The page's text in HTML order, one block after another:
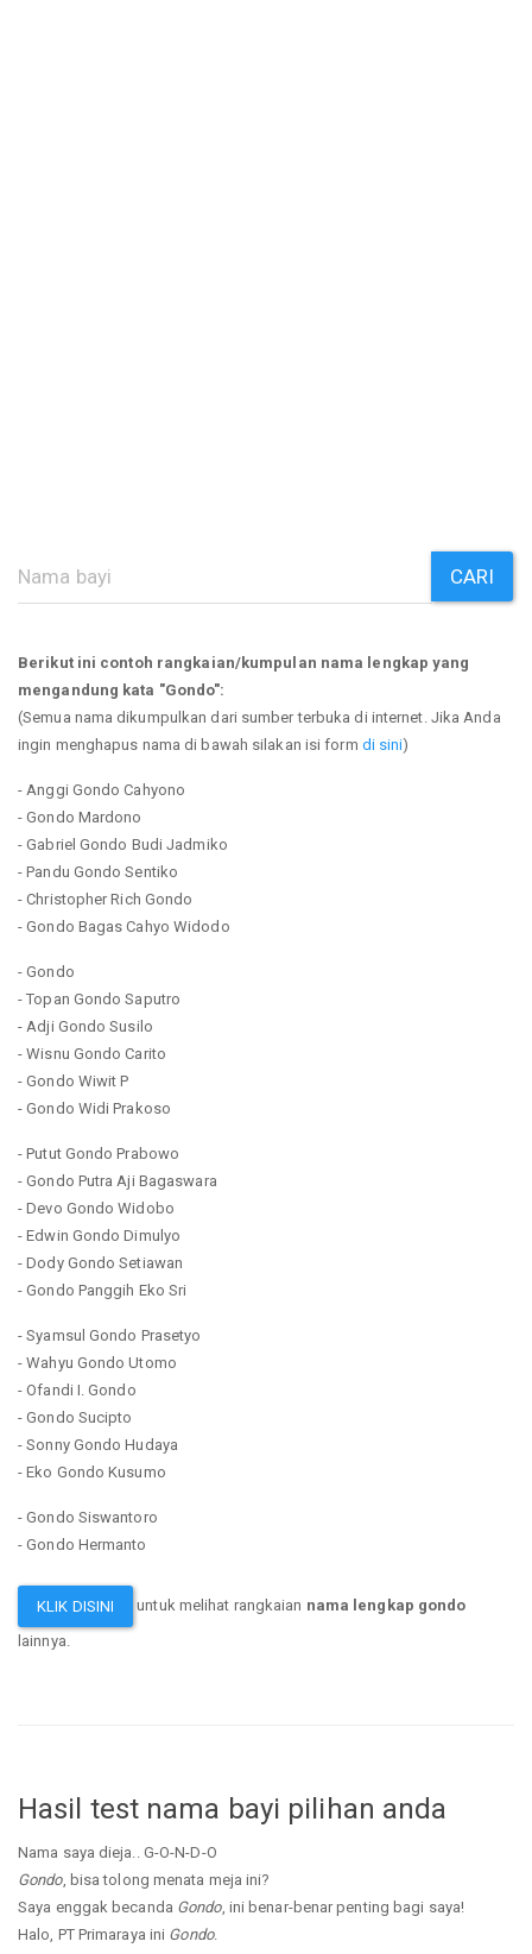
CARI
Berikut ini contoh rangkaian/kumpulan nama lengkap yang
mengandung kata "Gondo":
(Semua nama dikumpulkan dari sumber terbuka di internet. Jika Anda
ingin menghapus nama di bawah silakan isi form di sini)
- Anggi Gondo Cahyono
- Gondo Mardono
- Gabriel Gondo Budi Jadmiko
- Pandu Gondo Sentiko
- Christopher Rich Gondo
- Gondo Bagas Cahyo Widodo
- Gondo
- Topan Gondo Saputro
- Adji Gondo Susilo
- Wisnu Gondo Carito
- Gondo Wiwit P
- Gondo Widi Prakoso
- Putut Gondo Prabowo
- Gondo Putra Aji Bagaswara
- Devo Gondo Widobo
- Edwin Gondo Dimulyo
- Dody Gondo Setiawan
- Gondo Panggih Eko Sri
- Syamsul Gondo Prasetyo
- Wahyu Gondo Utomo
- Ofandi I. Gondo
- Gondo Sucipto
- Sonny Gondo Hudaya
- Eko Gondo Kusumo
- Gondo Siswantoro
- Gondo Hermanto
KLIK DISINI untuk melihat rangkaian nama lengkap gondo
lainnya.
Hasil test nama bayi pilihan anda
Nama saya dieja.. G-O-N-D-O
Gondo, bisa tolong menata meja ini?
Saya enggak becanda Gondo, ini benar-benar penting bagi saya!
Halo, PT Primaraya ini Gondo.